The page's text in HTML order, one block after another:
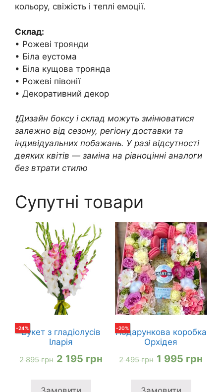
кольору, свіжість і теплі емоції.
Склад:
• Рожеві троянди
• Біла еустома
• Біла кущова троянда
• Рожеві півонії
• Декоративний декор
❗️Дизайн боксу і склад можуть змінюватися
залежно від сезону, регіону доставки та
індивідуальних побажань. У разі відсутності
деяких квітів — заміна на рівноцінні аналоги
без втрати стилю
Супутні товари
-24%
Букет з гладіолусів
Іларія
2 895грн Оригінальна
2
2 195 грн Поточна
-20%
Подарункова коробка
Орхідея
2 495грн Оригінальна
2
1 995 грн